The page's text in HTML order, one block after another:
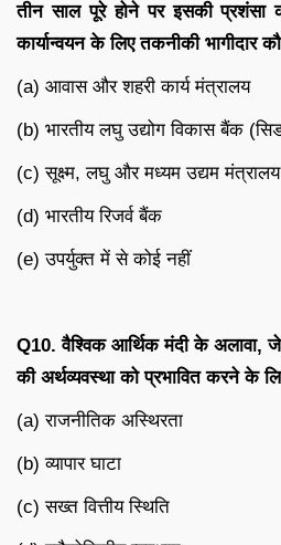
तीन साल पूरे होने पर इसकी प्रशंसा
कार्यान्वयन के लिए तकनीकी भागीदार
(a) आवास और शहरी कार्य मंत्रालय
(b) भारतीय लघु उद्योग विकास बैंक
(c) सूक्ष्म, लघु और मध्यम उद्यम मंत्रालय
(d) भारतीय रिजर्व बैंक
(e) उपर्युक्त में से कोई नहीं
Q10. वैश्विक आर्थिक मंदी के अलावा,
की अर्थव्यवस्था को प्रभावित करने के
(a) राजनीतिक अस्थिरता
(b) व्यापार घाटा
(c) सख्त वित्तीय स्थिति